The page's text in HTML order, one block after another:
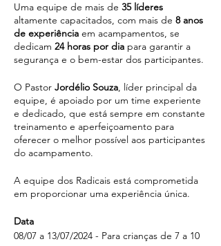
Uma equipe de mais de 35 líderes
altamente capacitados, com mais de 8 anos
de experiência em acampamentos, se
dedicam 24 horas por dia para garantir a
segurança e o bem-estar dos participantes.
O Pastor Jordélio Souza, líder principal da
equipe, é apoiado por um time experiente
e dedicado, que está sempre em constante
treinamento e aperfeiçoamento para
oferecer o melhor possível aos participantes
do acampamento.
A equipe dos Radicais está comprometida
em proporcionar uma experiência única.
Data
08/07 a 13/07/2024 - Para crianças de 7 a 10